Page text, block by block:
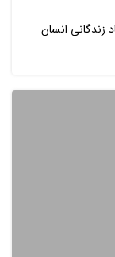
زندگانی انسان